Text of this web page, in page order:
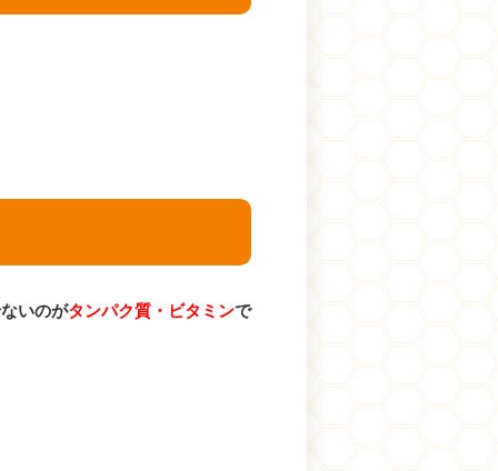
いのがタンパク質・ビタミンで